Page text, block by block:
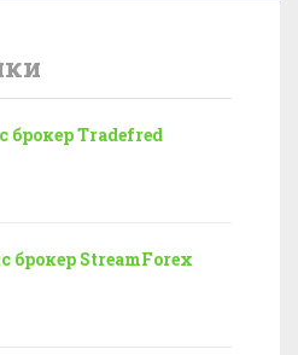
брокер Tradefred
брокер StreamForex